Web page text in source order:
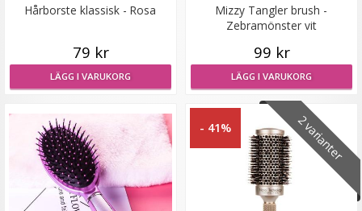
LÄGG I VARUKORG
Hårborste klassisk - Rosa
79 kr
LÄGG I VARUKORG
Mizzy Tangler brush -
Zebramönster vit
99 kr
LÄGG I VARUKORG
2 varianter
- 41%